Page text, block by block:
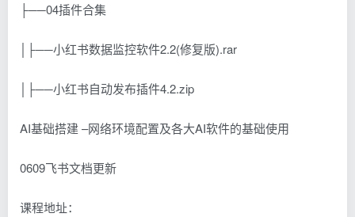
├──04插件合集
│├──小红书数据监控软件2.2(修复版).rar
│├──小红书自动发布插件4.2.zip
AI基础搭建 –网络环境配置及各大AI软件的基础使用
0609飞书文档更新
课程地址：